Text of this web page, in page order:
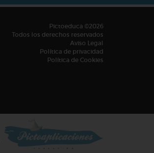
Pictoeduca ©2026
Todos los derechos reservados
Aviso Legal
Política de privacidad
Política de Cookies